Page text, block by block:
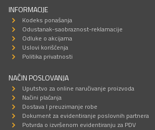
INFORMACIJE
Kodeks ponašanja
Odustanak-saobraznost-reklamacije
Odluke o akcijama
Uslovi korišćenja
Politika privatnosti
NAČIN POSLOVANJA
Uputstvo za online naručivanje proizvoda
Načini plaćanja
Dostava I preuzimanje robe
Dokument za evidentiranje poslovnih partnera
Potvrda o izvršenom evidentiranju za PDV